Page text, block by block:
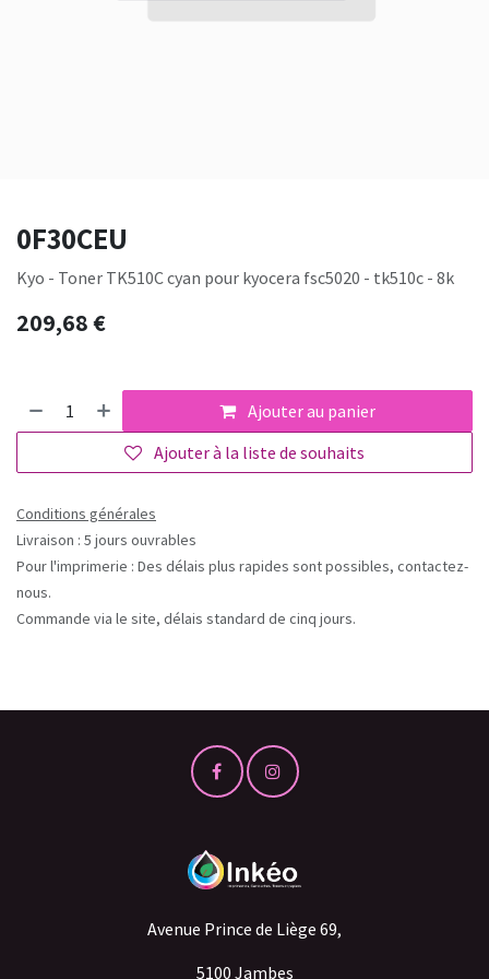
0F30CEU
Kyo - Toner TK510C cyan pour kyocera fsc5020 - tk510c - 8k
209,68€
Ajouter au panier
Ajouter à la liste de souhaits
Conditions générales
Livraison : 5 jours ouvrables
Pour l'imprimerie : Des délais plus rapides sont possibles, contactez-
nous.
Commande via le site, délais standard de cinq jours.
Avenue Prince de Liège 69,
5100 Jambes